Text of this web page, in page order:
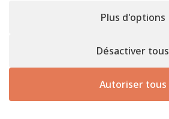
Mentions
réservés © 2026 Garnich
Plus d'options
Désactiver tous
Autoriser tous